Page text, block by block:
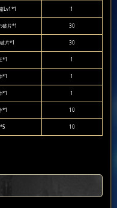
Lv1*1 1
破片*1 30
片*1 30
*1 1
*1 1
*1 1
*1 10
10